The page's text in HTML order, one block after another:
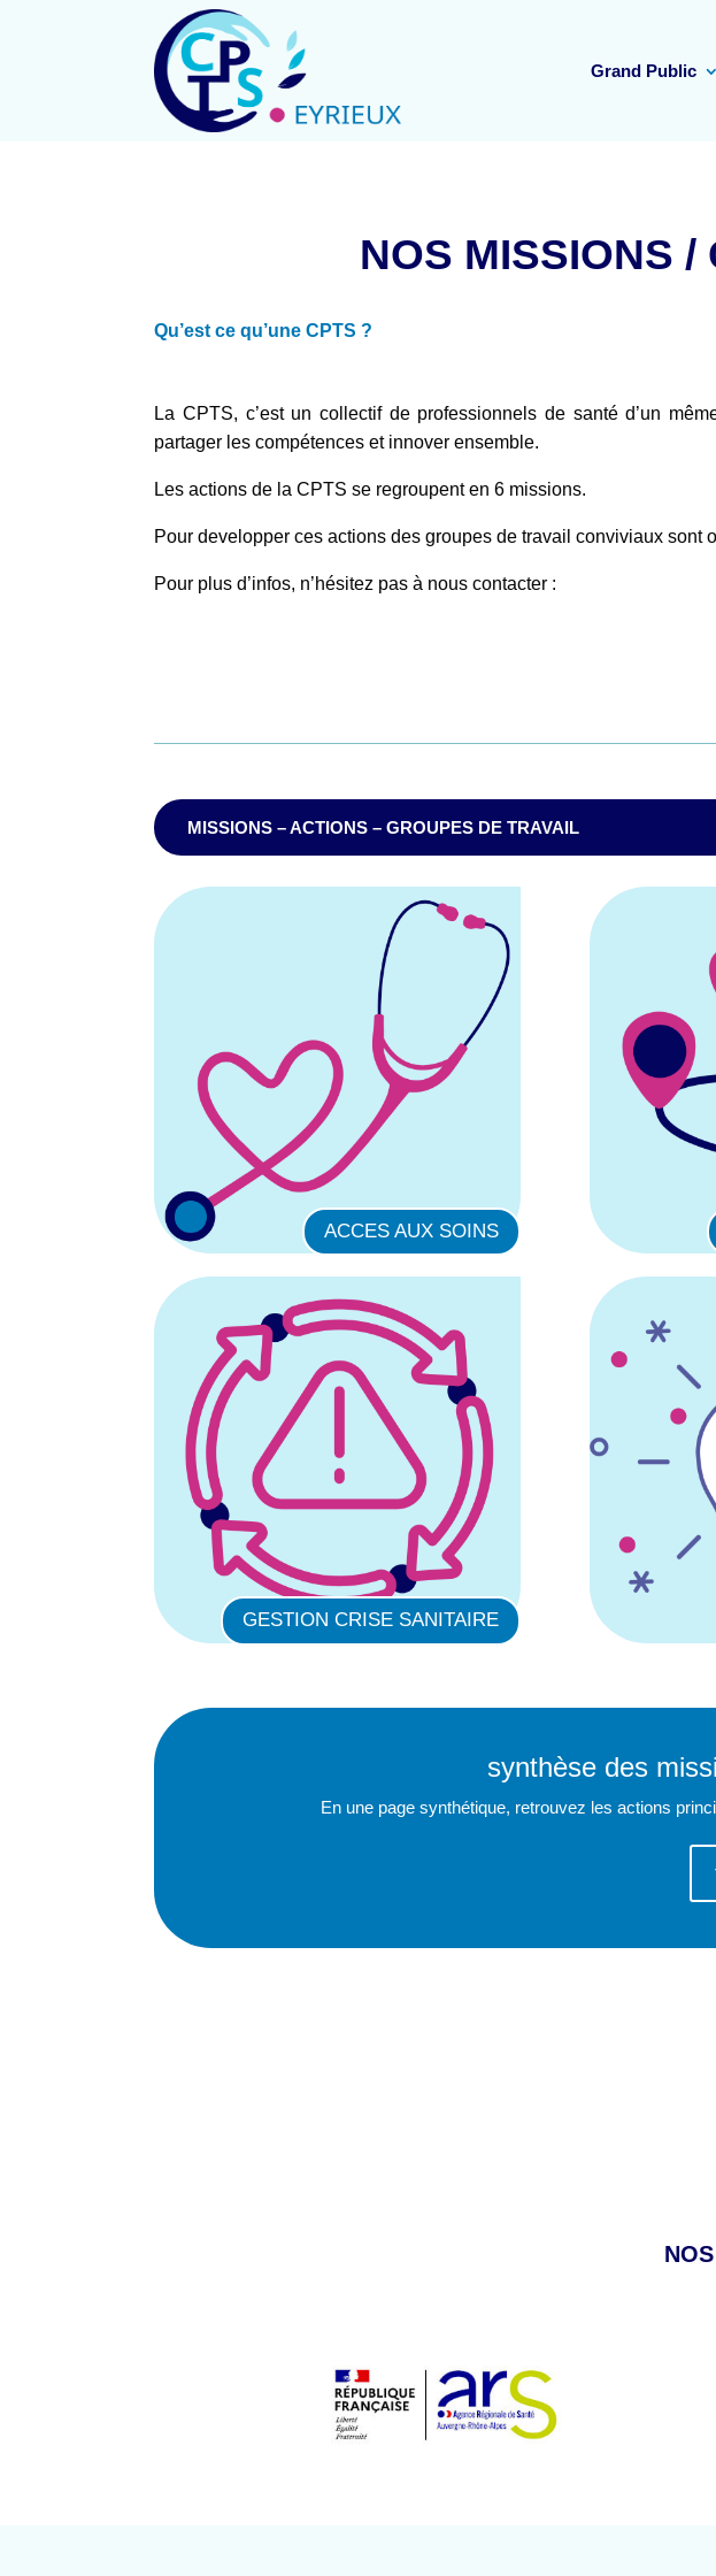
Grand Public
NOS MISSIONS /
Qu’est ce qu’une CPTS ?
La CPTS, c’est un collectif de professionnels de santé d’un
partager les compétences et innover ensemble.
Les actions de la CPTS se regroupent en 6 missions.
Pour developper ces actions des groupes de travail conviviaux sont
Pour plus d’infos, n’hésitez pas à nous contacter :
MISSIONS – ACTIONS – GROUPES DE TRAVAIL
ACCES AUX SOINS
GESTION CRISE SANITAIRE
synthèse des
En une page synthétique, retrouvez les actions